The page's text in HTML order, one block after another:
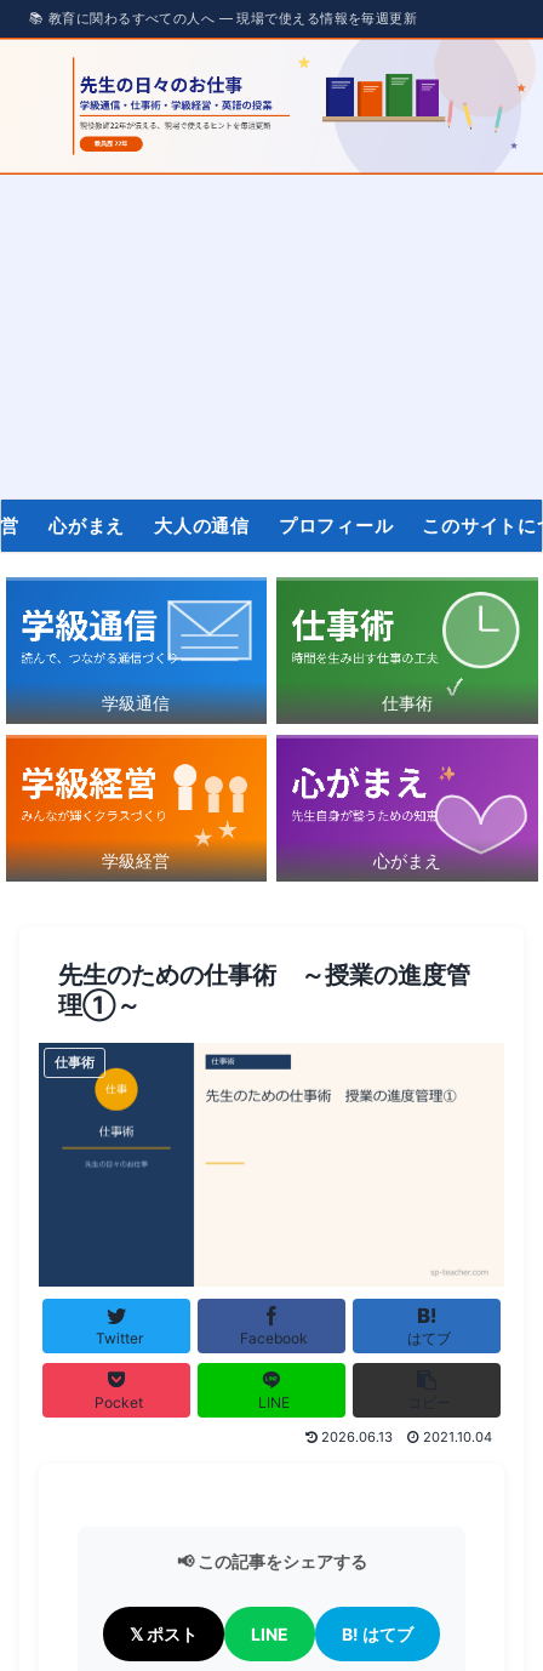
心がまえ 大人の通信 プロフィール このサイトに
学級通信 仕事術
学級経営 心がまえ
先生のための仕事術 ～授業の進度管
理①～
仕事術
Twitter Facebook はてブ
Pocket LINE
2026.06.13 2021.10.04
📢 この記事をシェアする
𝕏 ポスト LINE B! はてブ